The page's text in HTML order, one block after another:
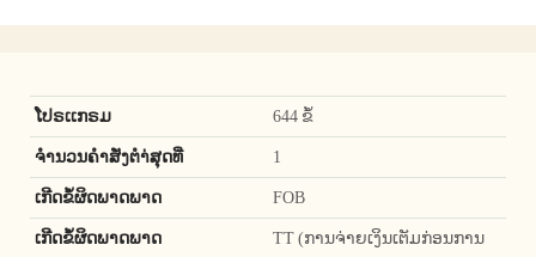
ໂປຣເເກຣມ 644 ຂໍ້
ຈໍານວນຄໍາສັ່ງຕໍາ່ສຸດທີ່ 1
ເກີດຂໍ້ຜິດພາດພາດ FOB
ເກີດຂໍ້ຜິດພາດພາດ
TT (ການຈ່າຍເງິນເຕັມກ່ອນການ